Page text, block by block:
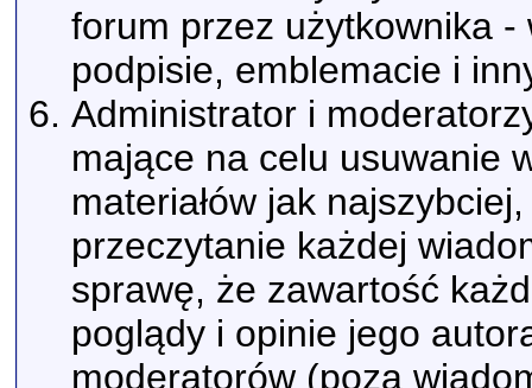
forum przez użytkownika
podpisie, emblemacie i
Administrator i
mające na celu usuwanie
materiałów jak
przeczytanie każdej
sprawę, że zawartość
poglądy i opinie jego
moderatorów (poza